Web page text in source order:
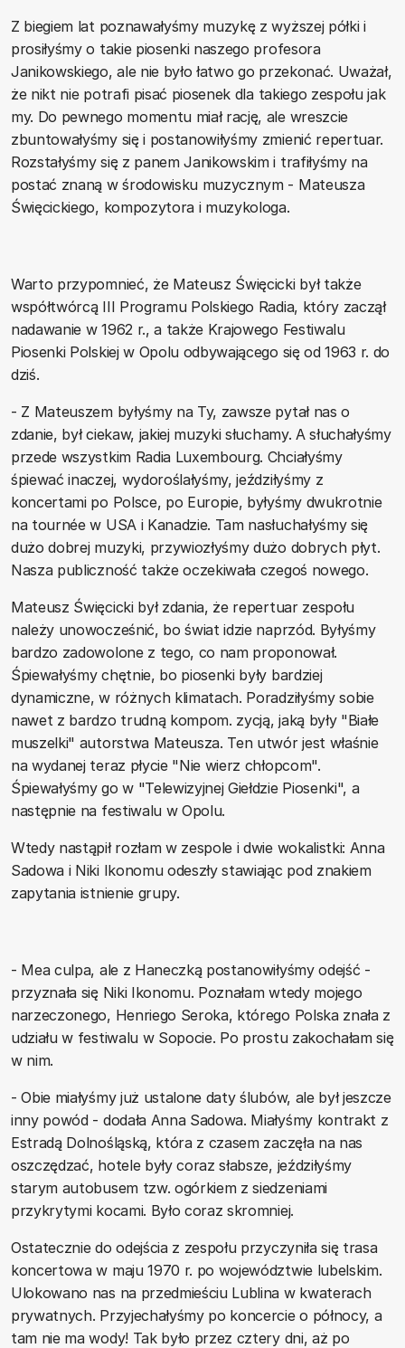
Z biegiem lat poznawałyśmy muzykę z wyższej półki i
prosiłyśmy o takie piosenki naszego profesora
Janikowskiego, ale nie było łatwo go przekonać. Uważał,
że nikt nie potrafi pisać piosenek dla takiego zespołu jak
my. Do pewnego momentu miał rację, ale wreszcie
zbuntowałyśmy się i postanowiłyśmy zmienić repertuar.
Rozstałyśmy się z panem Janikowskim i trafiłyśmy na
postać znaną w środowisku muzycznym - Mateusza
Święcickiego, kompozytora i muzykologa.
Warto przypomnieć, że Mateusz Święcicki był także
współtwórcą III Programu Polskiego Radia, który zaczął
nadawanie w 1962 r., a także Krajowego Festiwalu
Piosenki Polskiej w Opolu odbywającego się od 1963 r. do
dziś.
- Z Mateuszem byłyśmy na Ty, zawsze pytał nas o
zdanie, był ciekaw, jakiej muzyki słuchamy. A słuchałyśmy
przede wszystkim Radia Luxembourg. Chciałyśmy
śpiewać inaczej, wydoroślałyśmy, jeździłyśmy z
koncertami po Polsce, po Europie, byłyśmy dwukrotnie
na tournée w USA i Kanadzie. Tam nasłuchałyśmy się
dużo dobrej muzyki, przywiozłyśmy dużo dobrych płyt.
Nasza publiczność także oczekiwała czegoś nowego.
Mateusz Święcicki był zdania, że repertuar zespołu
należy unowocześnić, bo świat idzie naprzód. Byłyśmy
bardzo zadowolone z tego, co nam proponował.
Śpiewałyśmy chętnie, bo piosenki były bardziej
dynamiczne, w różnych klimatach. Poradziłyśmy sobie
nawet z bardzo trudną kompom. zycją, jaką były "Białe
muszelki" autorstwa Mateusza. Ten utwór jest właśnie
na wydanej teraz płycie "Nie wierz chłopcom".
Śpiewałyśmy go w "Telewizyjnej Giełdzie Piosenki", a
następnie na festiwalu w Opolu.
Wtedy nastąpił rozłam w zespole i dwie wokalistki: Anna
Sadowa i Niki Ikonomu odeszły stawiając pod znakiem
zapytania istnienie grupy.
- Mea culpa, ale z Haneczką postanowiłyśmy odejść -
przyznała się Niki Ikonomu. Poznałam wtedy mojego
narzeczonego, Henriego Seroka, którego Polska znała z
udziału w festiwalu w Sopocie. Po prostu zakochałam się
w nim.
- Obie miałyśmy już ustalone daty ślubów, ale był jeszcze
inny powód - dodała Anna Sadowa. Miałyśmy kontrakt z
Estradą Dolnośląską, która z czasem zaczęła na nas
oszczędzać, hotele były coraz słabsze, jeździłyśmy
starym autobusem tzw. ogórkiem z siedzeniami
przykrytymi kocami. Było coraz skromniej.
Ostatecznie do odejścia z zespołu przyczyniła się trasa
koncertowa w maju 1970 r. po województwie lubelskim.
Ulokowano nas na przedmieściu Lublina w kwaterach
prywatnych. Przyjechałyśmy po koncercie o północy, a
tam nie ma wody! Tak było przez cztery dni, aż po